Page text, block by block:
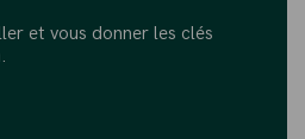
et vous donner les clés